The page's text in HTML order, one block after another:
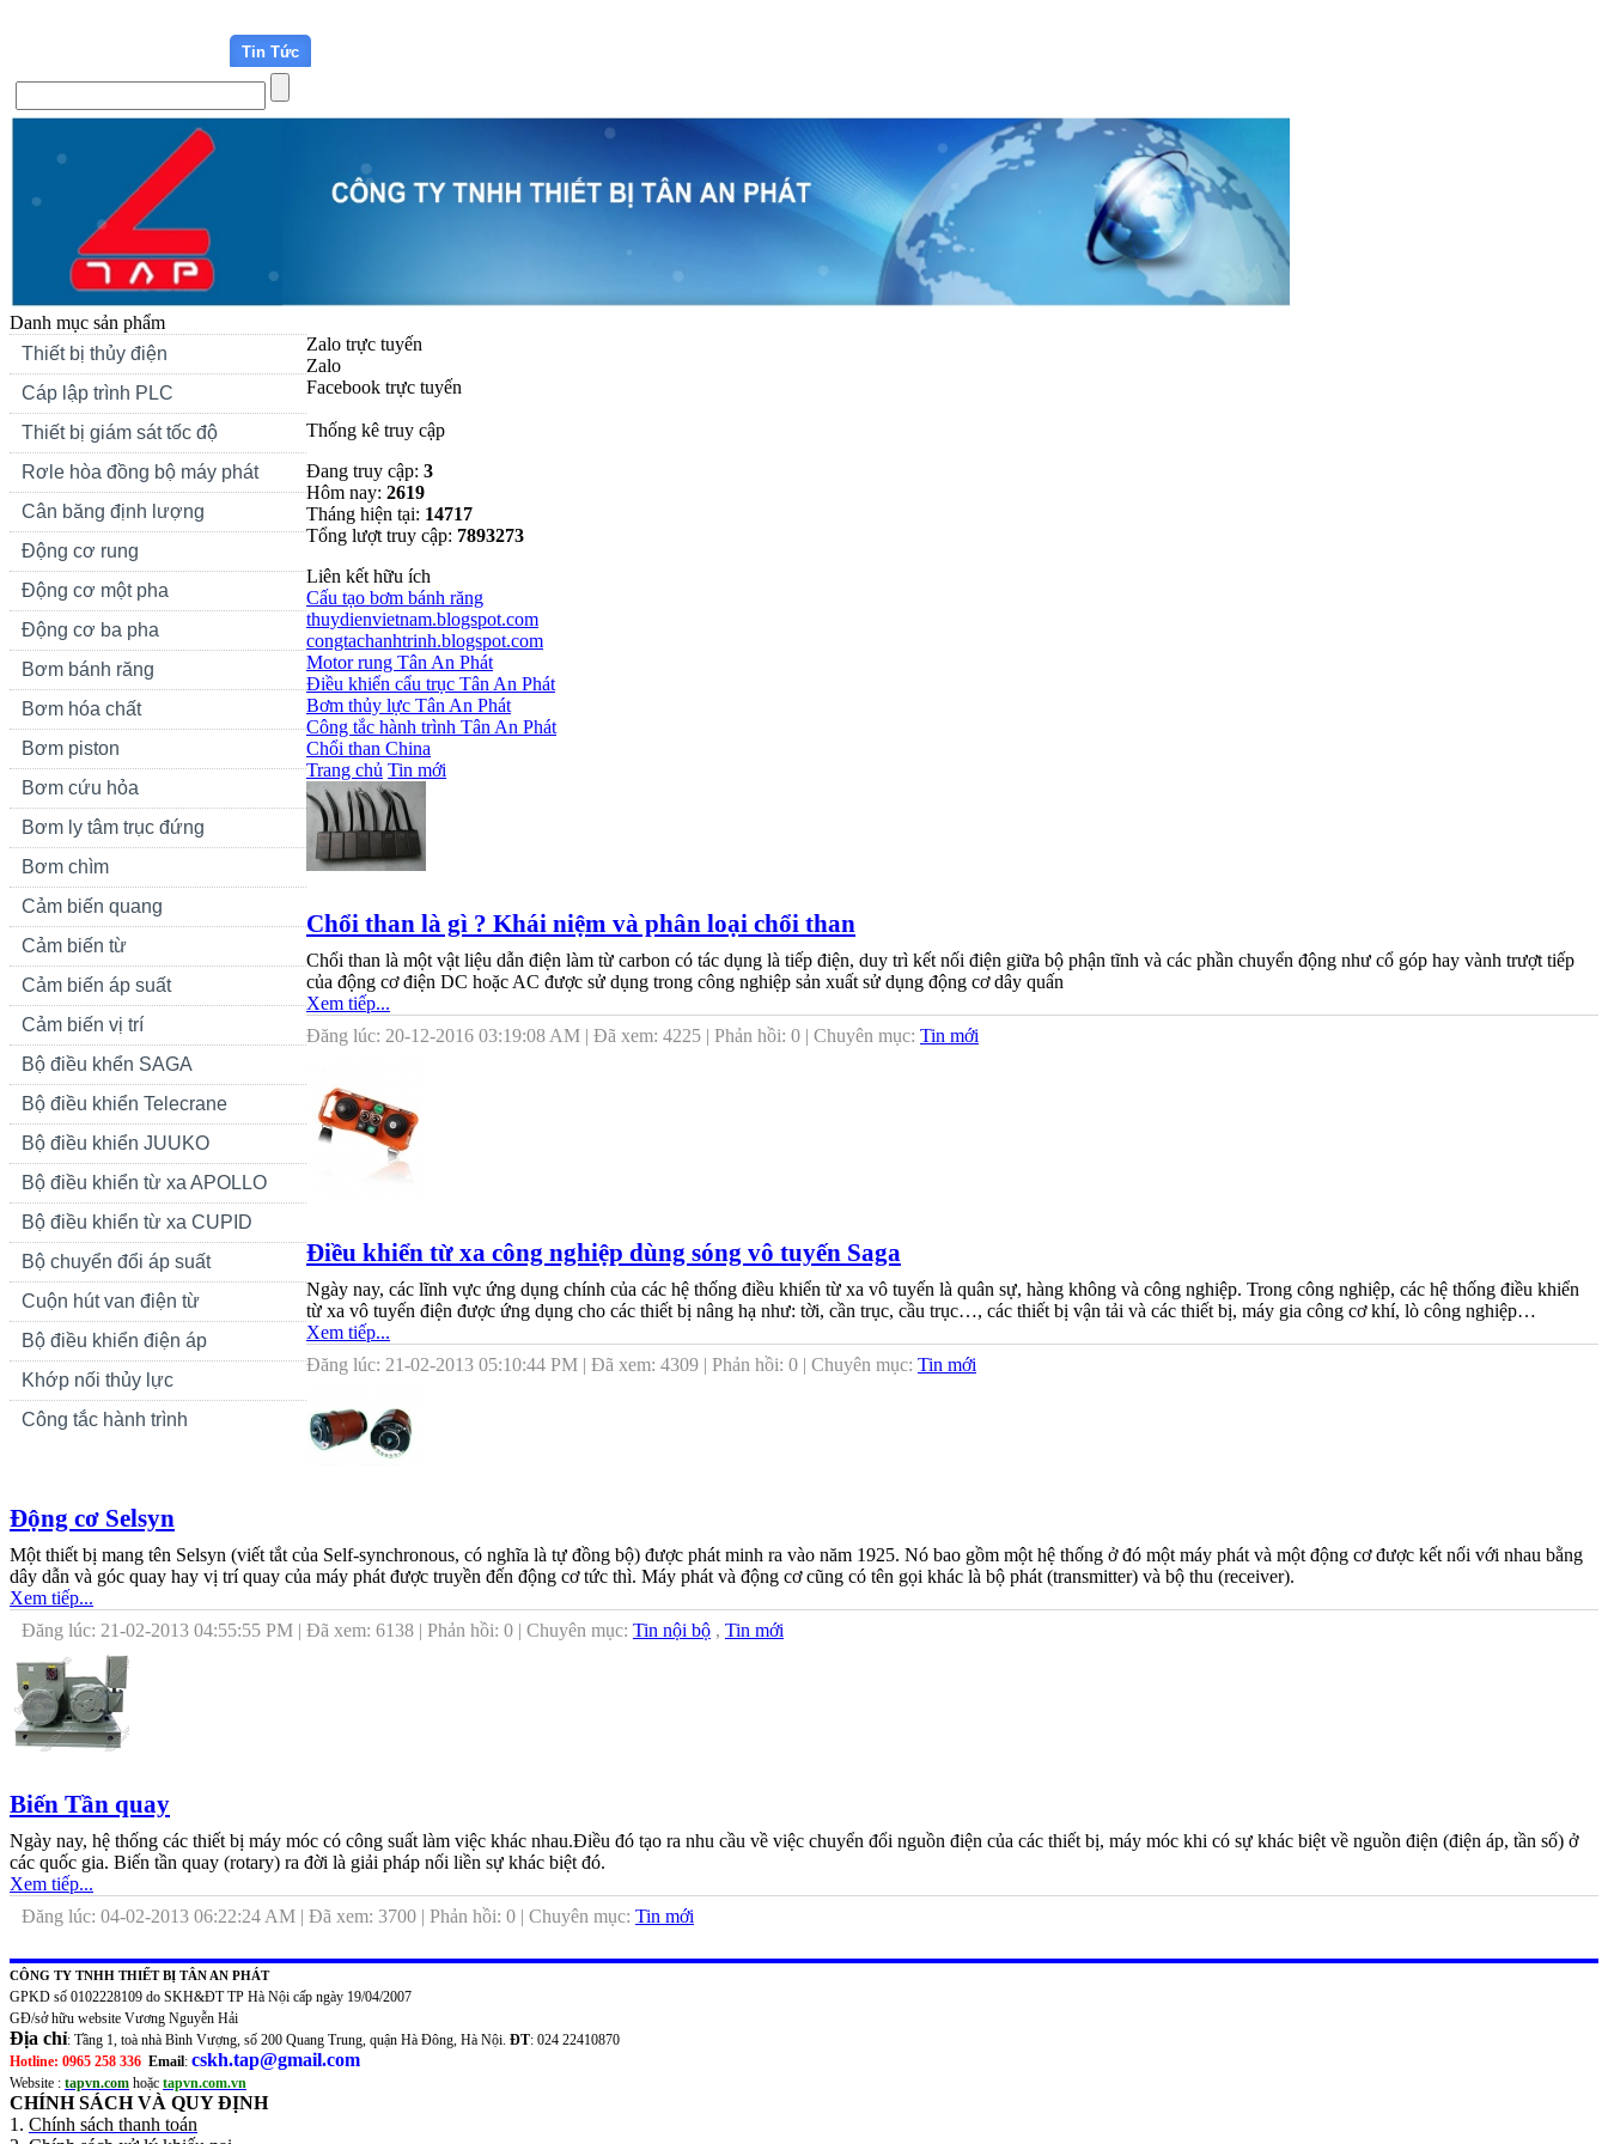
Tin Tức
Danh mục sản phẩm
Thiết bị thủy điện
Cáp lập trình PLC
Thiết bị giám sát tốc độ
Rơle hòa đồng bộ máy phát
Cân băng định lượng
Động cơ rung
Động cơ một pha
Động cơ ba pha
Bơm bánh răng
Bơm hóa chất
Bơm piston
Bơm cứu hỏa
Bơm ly tâm trục đứng
Bơm chìm
Cảm biến quang
Cảm biến từ
Cảm biến áp suất
Cảm biến vị trí
Bộ điều khển SAGA
Bộ điều khiển Telecrane
Bộ điều khiển JUUKO
Bộ điều khiển từ xa APOLLO
Bộ điều khiển từ xa CUPID
Bộ chuyển đổi áp suất
Cuộn hút van điện từ
Bộ điều khiển điện áp
Khớp nối thủy lực
Công tắc hành trình
Zalo trực tuyến
Zalo
Facebook trực tuyến
Thống kê truy cập
Đang truy cập: 3
Hôm nay: 2619
Tháng hiện tại: 14717
Tổng lượt truy cập: 7893273
Liên kết hữu ích
Cấu tạo bơm bánh răng
thuydienvietnam.blogspot.com
congtachanhtrinh.blogspot.com
Motor rung Tân An Phát
Điều khiển cẩu trục Tân An Phát
Bơm thủy lực Tân An Phát
Công tắc hành trình Tân An Phát
Chổi than China
Trang chủ Tin mới
Chổi than là gì ? Khái niệm và phân loại chổi than
Chổi than là một vật liệu dẫn điện làm từ carbon có tác dụng là tiếp điện, duy trì kết nối điện giữa bộ phận tĩnh và các phần chuyển động như cổ góp hay vành trượt tiếp
của động cơ điện DC hoặc AC được sử dụng trong công nghiệp sản xuất sử dụng động cơ dây quấn
Xem tiếp...
Đăng lúc: 20-12-2016 03:19:08 AM | Đã xem: 4225 | Phản hồi: 0 | Chuyên mục: Tin mới
Điều khiển từ xa công nghiệp dùng sóng vô tuyến Saga
Ngày nay, các lĩnh vực ứng dụng chính của các hệ thống điều khiển từ xa vô tuyến là quân sự, hàng không và công nghiệp. Trong công nghiệp, các hệ thống điều khiển
từ xa vô tuyến điện được ứng dụng cho các thiết bị nâng hạ như: tời, cần trục, cầu trục…, các thiết bị vận tải và các thiết bị, máy gia công cơ khí, lò công nghiệp…
Xem tiếp...
Đăng lúc: 21-02-2013 05:10:44 PM | Đã xem: 4309 | Phản hồi: 0 | Chuyên mục: Tin mới
Động cơ Selsyn
Một thiết bị mang tên Selsyn (viết tắt của Self-synchronous, có nghĩa là tự đồng bộ) được phát minh ra vào năm 1925. Nó bao gồm một hệ thống ở đó một máy phát và một động cơ được kết nối với nhau bằng
dây dẫn và góc quay hay vị trí quay của máy phát được truyền đến động cơ tức thì. Máy phát và động cơ cũng có tên gọi khác là bộ phát (transmitter) và bộ thu (receiver).
Xem tiếp...
Đăng lúc: 21-02-2013 04:55:55 PM | Đã xem: 6138 | Phản hồi: 0 | Chuyên mục: Tin nội bộ , Tin mới
Biến Tần quay
Ngày nay, hệ thống các thiết bị máy móc có công suất làm việc khác nhau.Điều đó tạo ra nhu cầu về việc chuyển đổi nguồn điện của các thiết bị, máy móc khi có sự khác biệt về nguồn điện (điện áp, tần số) ở
các quốc gia. Biến tần quay (rotary) ra đời là giải pháp nối liền sự khác biệt đó.
Xem tiếp...
Đăng lúc: 04-02-2013 06:22:24 AM | Đã xem: 3700 | Phản hồi: 0 | Chuyên mục: Tin mới
CÔNG TY TNHH THIẾT BỊ TÂN AN PHÁT
GPKD số 0102228109 do SKH&ĐT TP Hà Nội cấp ngày 19/04/2007
GĐ/sở hữu website Vương Nguyễn Hải
Địa chỉ: Tầng 1, toà nhà Bình Vượng, số 200 Quang Trung, quận Hà Đông, Hà Nội. ĐT: 024 22410870
Hotline: 0965 258 336 Email: cskh.tap@gmail.com
Website : tapvn.com hoặc tapvn.com.vn
CHÍNH SÁCH VÀ QUY ĐỊNH
1. Chính sách thanh toán